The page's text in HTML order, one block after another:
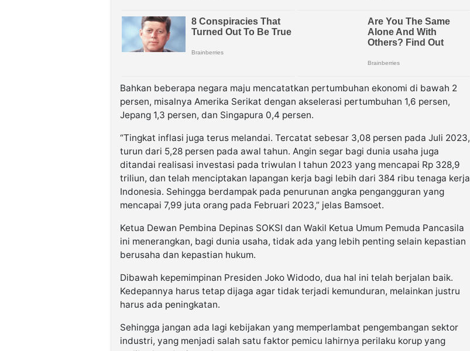
Bahkan beberapa negara maju mencatatkan pertumbuhan ekonomi di bawah 2
persen, misalnya Amerika Serikat dengan akselerasi pertumbuhan 1,6 persen,
Jepang 1,3 persen, dan Singapura 0,4 persen.
“Tingkat inflasi juga terus melandai. Tercatat sebesar 3,08 persen pada Juli 2023,
turun dari 5,28 persen pada awal tahun. Angin segar bagi dunia usaha juga
ditandai realisasi investasi pada triwulan I tahun 2023 yang mencapai Rp 328,9
triliun, dan telah menciptakan lapangan kerja bagi lebih dari 384 ribu tenaga kerja
Indonesia. Sehingga berdampak pada penurunan angka pengangguran yang
mencapai 7,99 juta orang pada Februari 2023,” jelas Bamsoet.
Ketua Dewan Pembina Depinas SOKSI dan Wakil Ketua Umum Pemuda Pancasila
ini menerangkan, bagi dunia usaha, tidak ada yang lebih penting selain kepastian
berusaha dan kepastian hukum.
Dibawah kepemimpinan Presiden Joko Widodo, dua hal ini telah berjalan baik.
Kedepannya harus tetap dijaga agar tidak terjadi kemunduran, melainkan justru
harus ada peningkatan.
Sehingga jangan ada lagi kebijakan yang memperlambat pengembangan sektor
industri, yang menjadi salah satu faktor pemicu lahirnya perilaku korup yang